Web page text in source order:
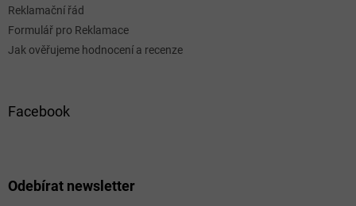
Reklamační řád
Formulář pro Reklamace
Jak ověřujeme hodnocení a recenze
Facebook
Odebírat newsletter